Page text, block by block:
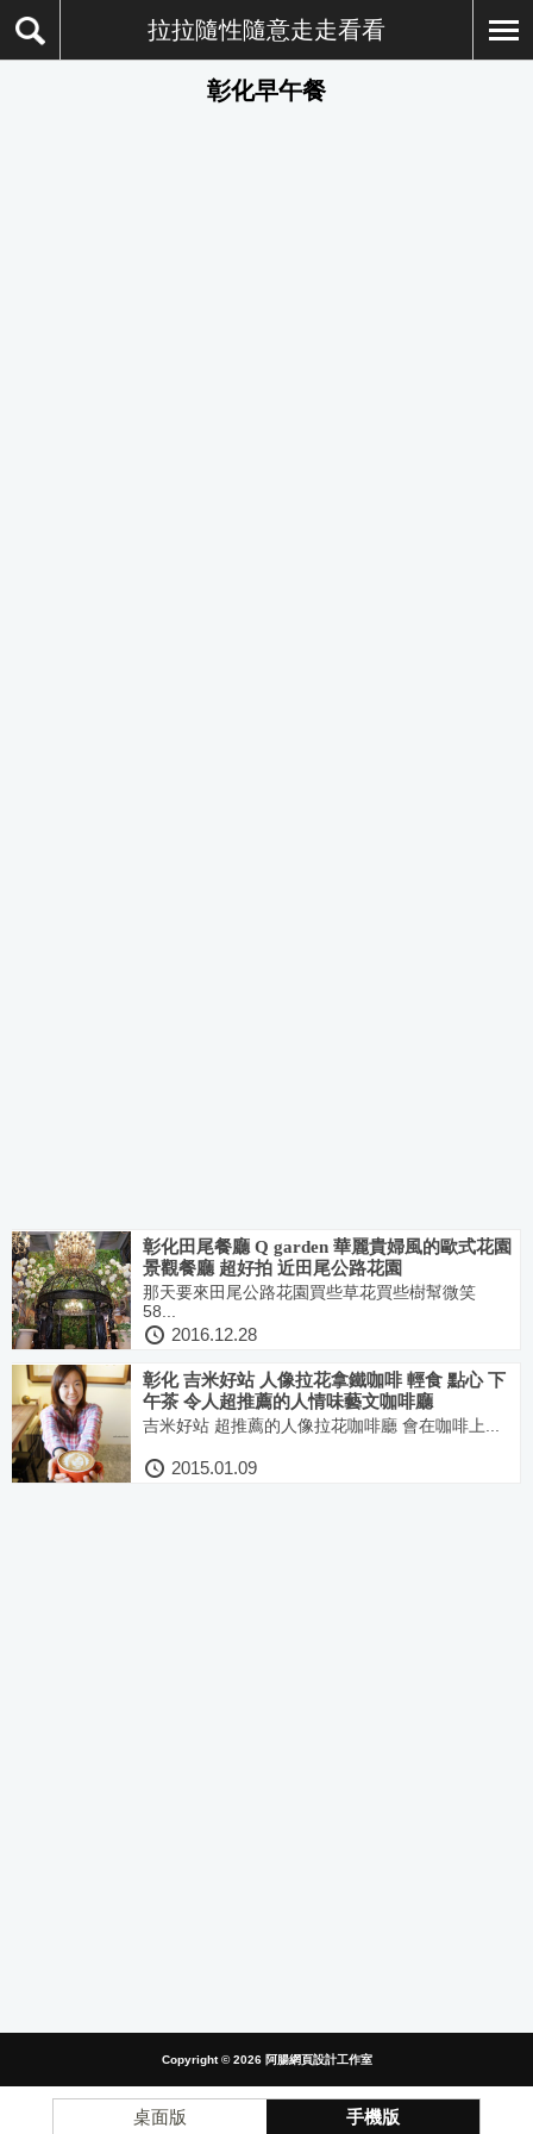
拉拉隨性隨意走走看看
彰化早午餐
彰化田尾餐廳 Q garden 華麗貴婦風的歐式花園
景觀餐廳 超好拍 近田尾公路花園
那天要來田尾公路花園買些草花買些樹幫微笑
58...
2016.12.28
彰化 吉米好站 人像拉花拿鐵咖啡 輕食 點心 下
午茶 令人超推薦的人情味藝文咖啡廳
吉米好站 超推薦的人像拉花咖啡廳 會在咖啡上...
2015.01.09
Copyright © 2026 阿腸網頁設計工作室
桌面版 手機版